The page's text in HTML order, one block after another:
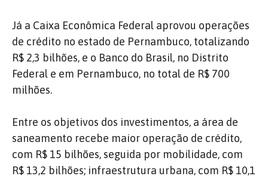
Já a Caixa Econômica Federal aprovou operações
de crédito no estado de Pernambuco, totalizando
R$ 2,3 bilhões, e o Banco do Brasil, no Distrito
Federal e em Pernambuco, no total de R$ 700
milhões.
Entre os objetivos dos investimentos, a área de
saneamento recebe maior operação de crédito,
com R$ 15 bilhões, seguida por mobilidade, com
R$ 13,2 bilhões; infraestrutura urbana, com R$ 10,1